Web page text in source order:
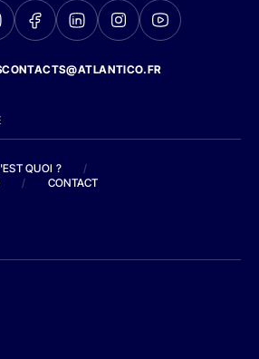
QUOI ?
/
/ CONTACT